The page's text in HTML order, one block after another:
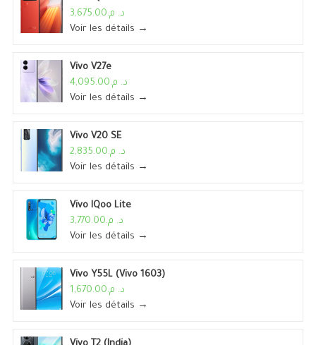
د. م.3,675.00
Voir les détails →
Vivo V27e
د. م.4,095.00
Voir les détails →
Vivo V20 SE
د. م.2,835.00
Voir les détails →
Vivo IQoo Lite
د. م.3,770.00
Voir les détails →
Vivo Y55L (Vivo 1603)
د. م.1,670.00
Voir les détails →